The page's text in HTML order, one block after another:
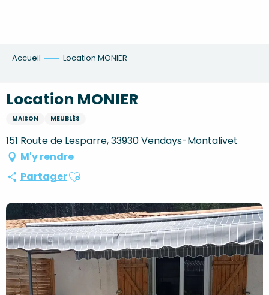
Accueil Location MONIER
Location MONIER
MAISON MEUBLÉS
151 Route de Lesparre, 33930 Vendays-Montalivet
M'y rendre
PartagerAjouter aux favoris